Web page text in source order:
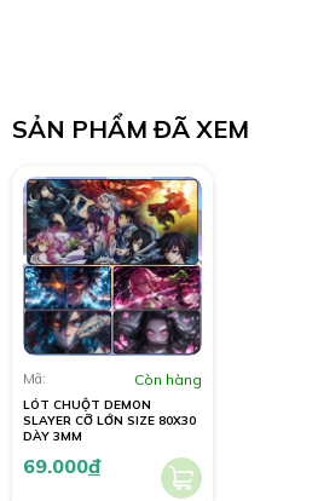
SẢN PHẨM ĐÃ XEM
Mã: Còn hàng
LÓT CHUỘT DEMON
SLAYER CỠ LỚN SIZE 80X30
DÀY 3MM
69.000đ